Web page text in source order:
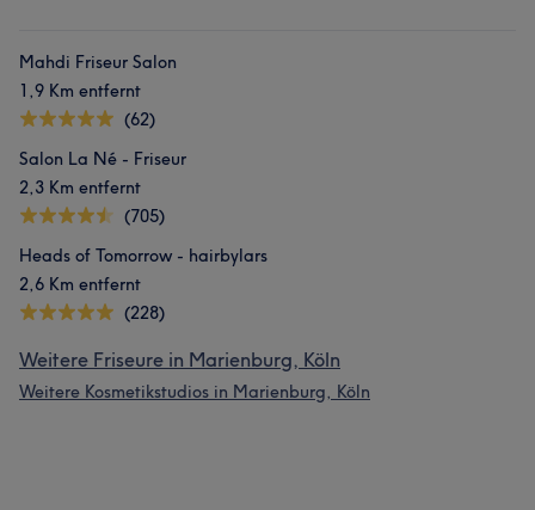
Mahdi Friseur Salon
1,9 Km entfernt
(62)
Salon La Né - Friseur
2,3 Km entfernt
(705)
Heads of Tomorrow - hairbylars
2,6 Km entfernt
(228)
Weitere Friseure in Marienburg, Köln
Weitere Kosmetikstudios in Marienburg, Köln